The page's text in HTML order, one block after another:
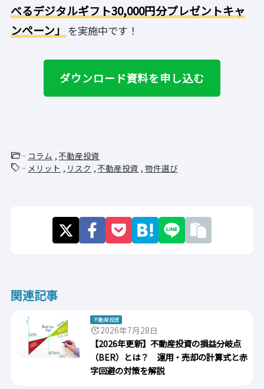
べるデジタルギフト30,000円分プレゼントキャ
ンペーン」 を実施中です！
ダウンロード資料を申し込む
folder_open コラム 不動産投資
sell メリット リスク 不動産投資 物件選び
関連記事
不動産投資
update2026年7月28日
【2026年更新】不動産投資の損益分岐点
（BER）とは？ 運用・売却の計算式と赤
字回避の対策を解説